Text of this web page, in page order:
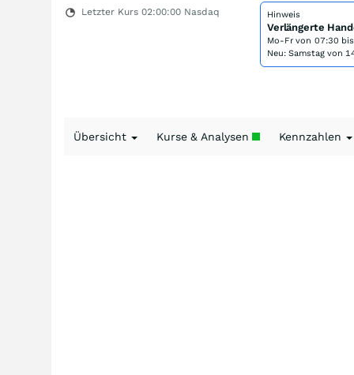
Letzter Kurs 02:00:00 Nasdaq Hinweis
Verlängerte
Mo-Fr von 07:30
Neu: Samstag von
Übersicht Kurse & Analysen Kennzahlen